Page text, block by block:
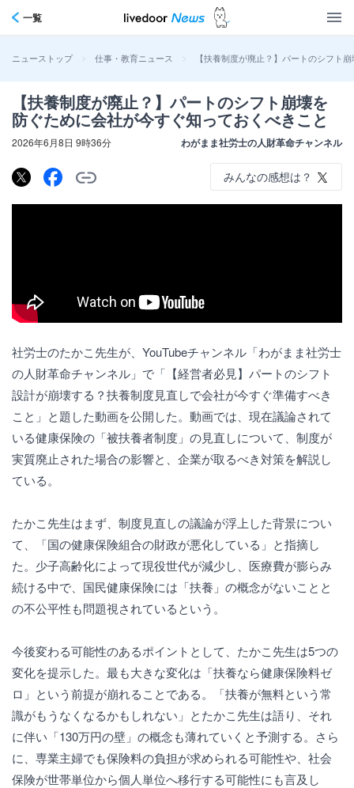
一覧
ニューストップ > 仕事・教育ニュース > 【扶養制度が廃止？】パートのシフト
【扶養制度が廃止？】パートのシフト崩壊を
防ぐために会社が今すぐ知っておくべきこと
2026年6月8日 9時36分 わがまま社労士の人財革命チャンネル
みんなの感想は？
社労士のたかこ先生が、YouTubeチャンネル「わがまま社労士
の人財革命チャンネル」で「【経営者必見】パートのシフト
設計が崩壊する？扶養制度見直しで会社が今すぐ準備すべき
こと」と題した動画を公開した。動画では、現在議論されて
いる健康保険の「被扶養者制度」の見直しについて、制度が
実質廃止された場合の影響と、企業が取るべき対策を解説し
ている。
たかこ先生はまず、制度見直しの議論が浮上した背景につい
て、「国の健康保険組合の財政が悪化している」と指摘し
た。少子高齢化によって現役世代が減少し、医療費が膨らみ
続ける中で、国民健康保険には「扶養」の概念がないことと
の不公平性も問題視されているという。
今後変わる可能性のあるポイントとして、たかこ先生は5つの
変化を提示した。最も大きな変化は「扶養なら健康保険料ゼ
ロ」という前提が崩れることである。「扶養が無料という常
識がもうなくなるかもしれない」とたかこ先生は語り、それ
に伴い「130万円の壁」の概念も薄れていくと予測する。さら
に、専業主婦でも保険料の負担が求められる可能性や、社会
保険が世帯単位から個人単位へ移行する可能性にも言及し